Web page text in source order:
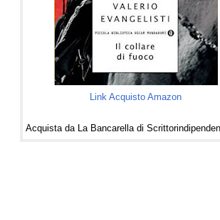
Link Acquisto Amazon
Acquista da La Bancarella di